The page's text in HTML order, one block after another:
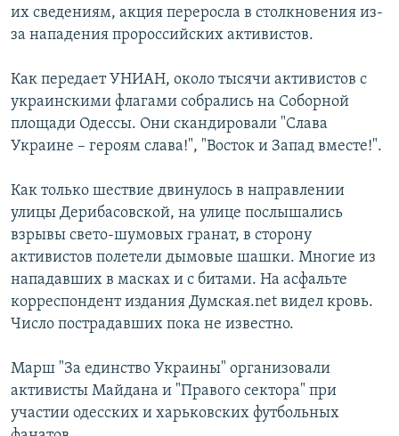
ПОДПИШИТЕСЬ НА РАССЫЛКУ
их сведениям, акция переросла в столкновения из-
за нападения пророссийских активистов.
Как передает УНИАН, около тысячи активистов с
украинскими флагами собрались на Соборной
площади Одессы. Они скандировали "Слава
Украине – героям слава!", "Восток и Запад вместе!".
Как только шествие двинулось в направлении
улицы Дерибасовской, на улице послышались
взрывы свето-шумовых гранат, в сторону
активистов полетели дымовые шашки. Многие из
нападавших в масках и с битами. На асфальте
корреспондент издания Думская.net видел кровь.
Число пострадавших пока не известно.
Марш "За единство Украины" организовали
активисты Майдана и "Правого сектора" при
участии одесских и харьковских футбольных